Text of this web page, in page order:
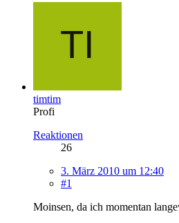
timtim
Profi
Reaktionen
26
3. März 2010 um 12:40
#1
Moinsen, da ich momentan